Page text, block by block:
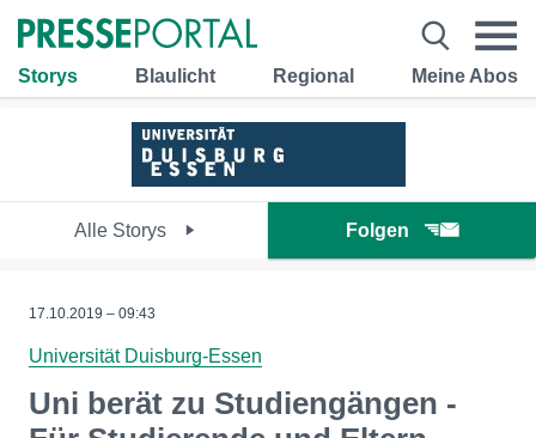
Storys Blaulicht Regional Meine Abos
Alle Storys Folgen
17.10.2019 – 09:43
Universität Duisburg-Essen
Uni berät zu Studiengängen -